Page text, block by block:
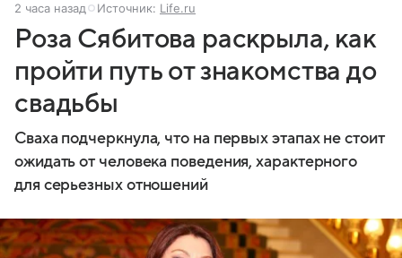
2 часа назад Источник: Life.ru
Роза Сябитова раскрыла, как
пройти путь от знакомства до
свадьбы
Сваха подчеркнула, что на первых этапах не стоит
ожидать от человека поведения, характерного
для серьезных отношений